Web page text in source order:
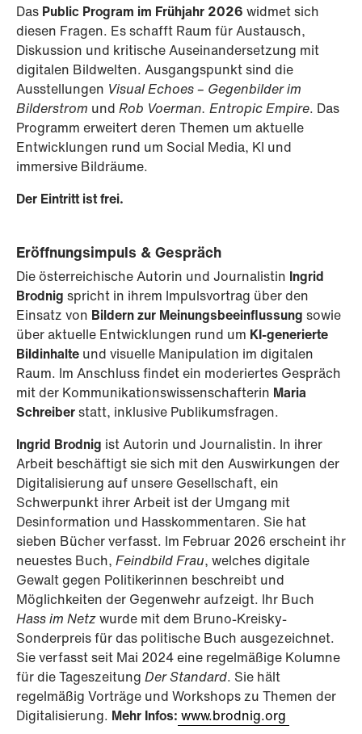
Das Public Program im Frühjahr 2026 widmet sich
diesen Fragen. Es schafft Raum für Austausch,
Diskussion und kritische Auseinandersetzung mit
digitalen Bildwelten. Ausgangspunkt sind die
Ausstellungen Visual Echoes – Gegenbilder im
Bilderstrom und Rob Voerman. Entropic Empire. Das
Programm erweitert deren Themen um aktuelle
Entwicklungen rund um Social Media, KI und
immersive Bildräume.
Der Eintritt ist frei.
Eröffnungsimpuls & Gespräch
Die österreichische Autorin und Journalistin Ingrid
Brodnig spricht in ihrem Impulsvortrag über den
Einsatz von Bildern zur Meinungsbeeinflussung sowie
über aktuelle Entwicklungen rund um KI-generierte
Bildinhalte und visuelle Manipulation im digitalen
Raum. Im Anschluss findet ein moderiertes Gespräch
mit der Kommunikationswissenschafterin Maria
Schreiberstatt, inklusive Publikumsfragen.
Ingrid Brodnig ist Autorin und Journalistin. In ihrer
Arbeit beschäftigt sie sich mit den Auswirkungen der
Digitalisierung auf unsere Gesellschaft, ein
Schwerpunkt ihrer Arbeit ist der Umgang mit
Desinformation und Hasskommentaren. Sie hat
sieben Bücher verfasst. Im Februar 2026 erscheint ihr
neuestes Buch, Feindbild Frau, welches digitale
Gewalt gegen Politikerinnen beschreibt und
Möglichkeiten der Gegenwehr aufzeigt. Ihr Buch
Hass im Netzwurde mit dem Bruno-Kreisky-
Sonderpreis für das politische Buch ausgezeichnet.
Sie verfasst seit Mai 2024 eine regelmäßige Kolumne
für die Tageszeitung Der Standard. Sie hält
regelmäßig Vorträge und Workshops zu Themen der
Digitalisierung. Mehr Infos: www.brodnig.org